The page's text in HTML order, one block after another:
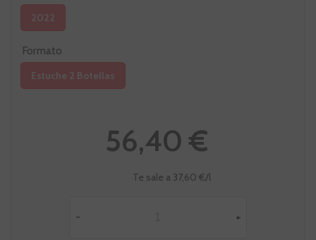
2022
Formato
Estuche 2 Botellas
56,40 €
Te sale a 37,60 €/l
- +